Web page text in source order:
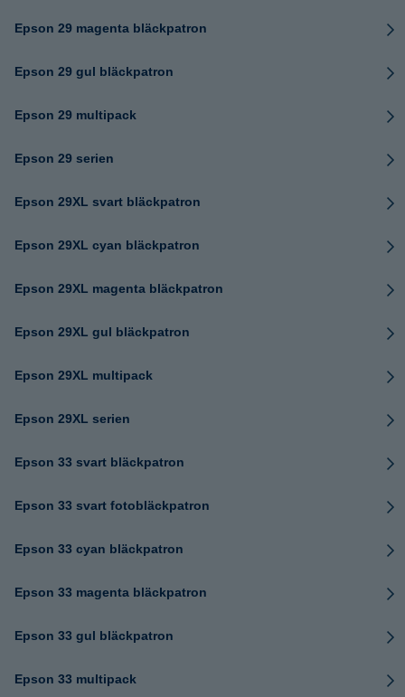
Epson 29 magenta bläckpatron
Epson 29 gul bläckpatron
Epson 29 multipack
Epson 29 serien
Epson 29XL svart bläckpatron
Epson 29XL cyan bläckpatron
Epson 29XL magenta bläckpatron
Epson 29XL gul bläckpatron
Epson 29XL multipack
Epson 29XL serien
Epson 33 svart bläckpatron
Epson 33 svart fotobläckpatron
Epson 33 cyan bläckpatron
Epson 33 magenta bläckpatron
Epson 33 gul bläckpatron
Epson 33 multipack